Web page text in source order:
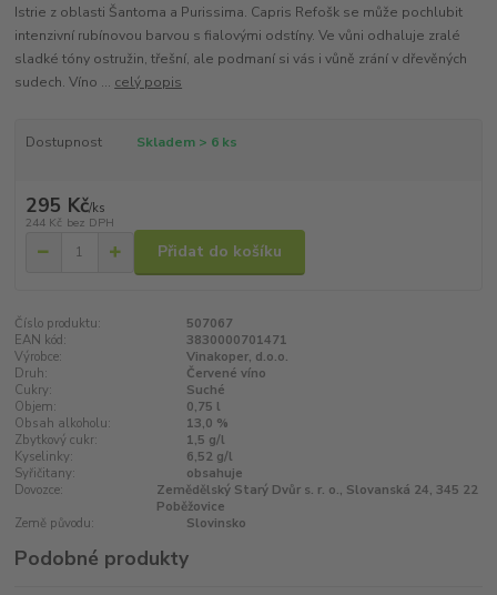
Istrie z oblasti Šantoma a Purissima. Capris Refošk se může pochlubit
intenzivní rubínovou barvou s fialovými odstíny. Ve vůni odhaluje zralé
sladké tóny ostružin, třešní, ale podmaní si vás i vůně zrání v dřevěných
sudech. Víno ... celý popis
Dostupnost Skladem > 6 ks
295 Kč/ks
244 Kč bez DPH
Přidat do košíku
Číslo produktu:
507067
EAN kód:
3830000701471
Výrobce:
Vinakoper, d.o.o.
Druh:
Červené víno
Cukry:
Suché
Objem:
0,75 l
Obsah alkoholu:
13,0 %
Zbytkový cukr:
1,5 g/l
Kyselinky:
6,52 g/l
Syřičitany:
obsahuje
Dovozce:
Zemědělský Starý Dvůr s. r. o., Slovanská 24, 345 22
Poběžovice
Země původu:
Slovinsko
Podobné produkty